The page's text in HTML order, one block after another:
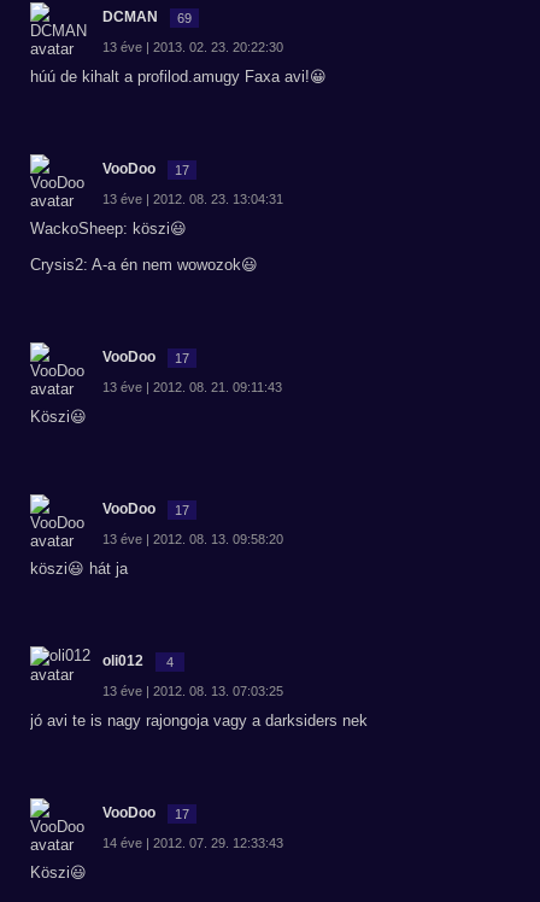
DCMAN 69
13 éve | 2013. 02. 23. 20:22:30
húú de kihalt a profilod.amugy Faxa avi!😀
VooDoo 17
13 éve | 2012. 08. 23. 13:04:31
WackoSheep: köszi😃
Crysis2: A-a én nem wowozok😃
VooDoo 17
13 éve | 2012. 08. 21. 09:11:43
Köszi😃
VooDoo 17
13 éve | 2012. 08. 13. 09:58:20
köszi😃 hát ja
oli012 4
13 éve | 2012. 08. 13. 07:03:25
jó avi te is nagy rajongoja vagy a darksiders nek
VooDoo 17
14 éve | 2012. 07. 29. 12:33:43
Köszi😃